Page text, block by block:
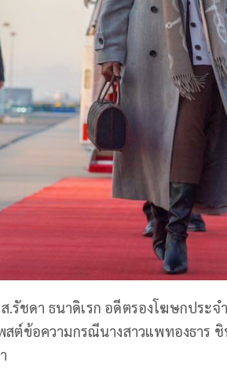
.รัชดา ธนาดิเรก อดีตรองโฆษกประ
สต์ข้อความกรณีนางสาวแพทองธาร